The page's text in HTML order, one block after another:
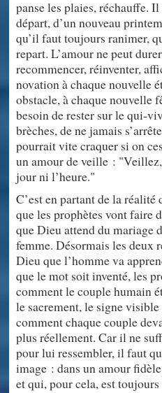
panse les plaies, réchauffe.
départ, d’un nouveau
qu’il faut toujours ranimer,
repart. L’amour ne peut
recommencer, réinventer,
novation à chaque nouvelle
obstacle, à chaque nouvelle
besoin de rester sur le qui-
brèches, de ne jamais
pourrait vite craquer si on
un amour de veille :
jour ni l’heure."
C’est en partant de la
que les prophètes vont faire
que Dieu attend du mariage
femme. Désormais les deux
Dieu que l’homme va
que le mot soit inventé, les
comment le couple humain
le sacrement, le signe
comment chaque couple
plus réellement. Car il ne
pour lui ressembler, il faut
image : dans un amour
et qui, pour cela, est